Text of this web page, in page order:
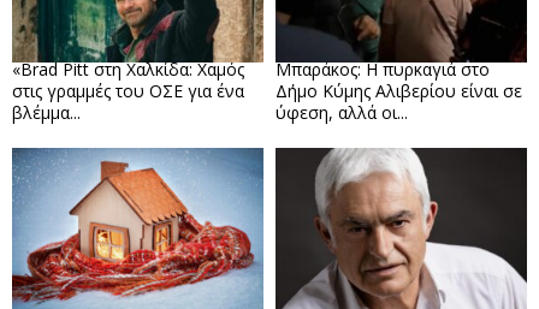
«Brad Pitt στη Χαλκίδα: Χαμός
στις γραμμές του ΟΣΕ για ένα
βλέμμα...
Μπαράκος: Η πυρκαγιά στο
Δήμο Κύμης Αλιβερίου είναι σε
ύφεση, αλλά οι...